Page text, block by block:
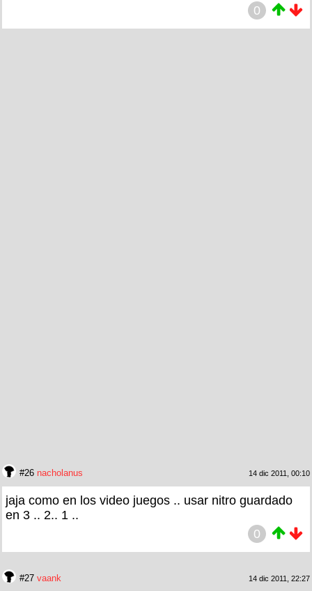
0
#26 nacholanus 14 dic 2011, 00:10
jaja como en los video juegos .. usar nitro guardado
en 3 .. 2.. 1 ..
0
#27 vaank 14 dic 2011, 22:27